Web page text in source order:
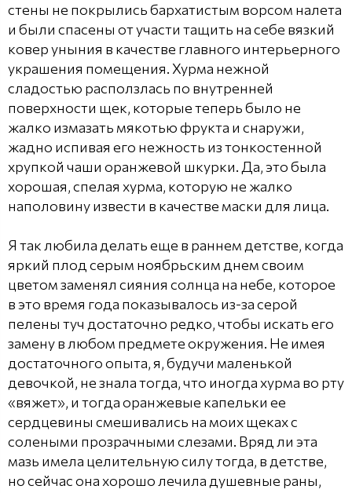
стены не покрылись бархатистым ворсом налета
и были спасены от участи тащить на себе вязкий
ковер уныния в качестве главного интерьерного
украшения помещения. Хурма нежной
сладостью расползлась по внутренней
поверхности щек, которые теперь было не
жалко измазать мякотью фрукта и снаружи,
жадно испивая его нежность из тонкостенной
хрупкой чаши оранжевой шкурки. Да, это была
хорошая, спелая хурма, которую не жалко
наполовину извести в качестве маски для лица.
Я так любила делать еще в раннем детстве, когда
яркий плод серым ноябрьским днем своим
цветом заменял сияния солнца на небе, которое
в это время года показывалось из-за серой
пелены туч достаточно редко, чтобы искать его
замену в любом предмете окружения. Не имея
достаточного опыта, я, будучи маленькой
девочкой, не знала тогда, что иногда хурма во рту
«вяжет», и тогда оранжевые капельки ее
сердцевины смешивались на моих щеках с
солеными прозрачными слезами. Вряд ли эта
мазь имела целительную силу тогда, в детстве,
но сейчас она хорошо лечила душевные раны,